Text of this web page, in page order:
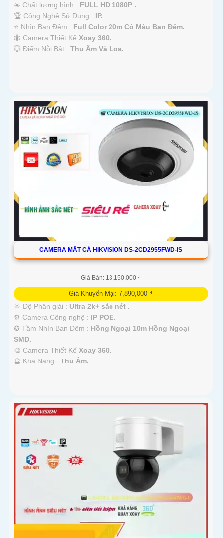
☀️ Chất lượng hình : FULL HD 1080P .
🏆 Công Nghệ Sử Dụng : IP.
⭐ Nhìn Ban Đêm : Full Color 20m Có Màu Ban Ðêm.
🐜 Camera Thiết Kế Xoay 360.
️💮 Điểm Nỗi Bật : Thu Âm Và Loa.
CAMERA MẮT CÁ HIKVISION DS-2CD2955FWD-IS
Giá Bán: 13,150,000 ₫
Giá Khuyến Mại: 7,890,000 ₫
🔆 Độ Phân giải : Ultra 2k+ sắc nét .
⚙ Camera Công nghệ : IP POE.
✪ Tầm Nhìn Ban Đêm : Hồng Ngoại 10m Hồng Ngoại
SMD.
🎨 Camera Thiết Kế Xoay 360.
️🔮 Khả Năng : Thu Âm.